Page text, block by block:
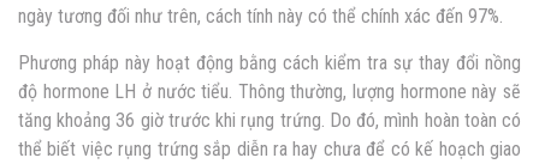
ngày tương đối như trên, cách tính này có thể chính xác đến 97%.
Phương pháp này hoạt động bằng cách kiểm tra sự thay đổi nồng
độ hormone LH ở nước tiểu. Thông thường, lượng hormone này sẽ
tăng khoảng 36 giờ trước khi rụng trứng. Do đó, mình hoàn toàn có
thể biết việc rụng trứng sắp diễn ra hay chưa để có kế hoạch giao